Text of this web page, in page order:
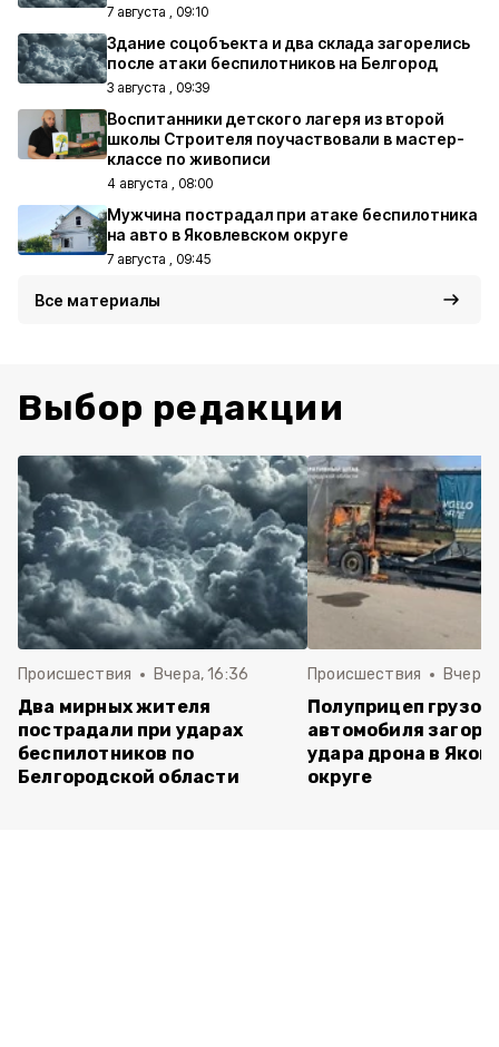
7 августа , 09:10
Здание соцобъекта и два склада загорелись
после атаки беспилотников на Белгород
3 августа , 09:39
Воспитанники детского лагеря из второй
школы Строителя поучаствовали в мастер-
классе по живописи
4 августа , 08:00
Мужчина пострадал при атаке беспилотника
на авто в Яковлевском округе
7 августа , 09:45
Все материалы
Выбор редакции
Происшествия Вчера, 16:36
Два мирных жителя
пострадали при ударах
беспилотников по
Белгородской области
Происшествия Вчера,
Полуприцеп
автомобиля
удара дрона в
округе